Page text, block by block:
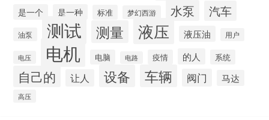
是一个 是一种 标准 梦幻西游 水泵 汽车
油泵 测试 测量 液压 液压油 用户
电压 电机 电脑 电路 疫情 的人 系统
自己的 让人 设备 车辆 阀门 马达
高压